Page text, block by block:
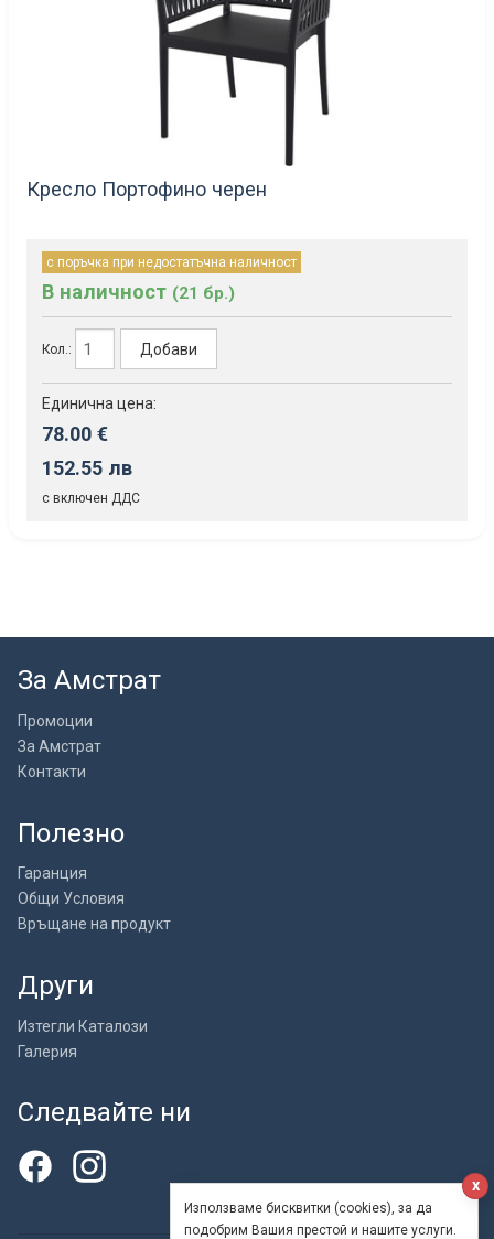
Използваме бисквитки (cookies), за да
подобрим Вашия престой и нашите услуги.
x
Кресло Портофино черен
с поръчка при недостатъчна наличност
В наличност (21 бр.)
Кол.: Добави
Единична цена:
78.00 €
152.55 лв
с включен ДДС
За Амстрат
Промоции
За Амстрат
Контакти
Полезно
Гаранция
Общи Условия
Връщане на продукт
Други
Изтегли Каталози
Галерия
Следвайте ни